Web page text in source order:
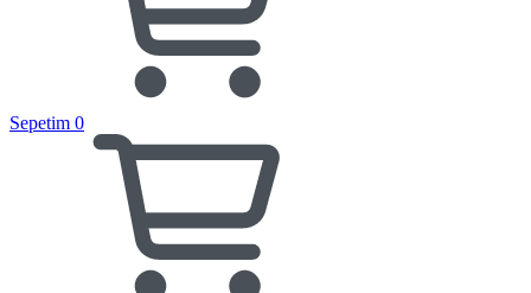
Sepetim 0